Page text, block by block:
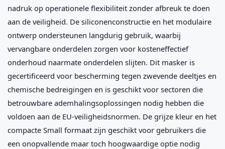
nadruk op operationele flexibiliteit zonder afbreuk te doen
aan de veiligheid. De siliconenconstructie en het modulaire
ontwerp ondersteunen langdurig gebruik, waarbij
vervangbare onderdelen zorgen voor kosteneffectief
onderhoud naarmate onderdelen slijten. Dit masker is
gecertificeerd voor bescherming tegen zwevende deeltjes en
chemische bedreigingen en is geschikt voor sectoren die
betrouwbare ademhalingsoplossingen nodig hebben die
voldoen aan de EU-veiligheidsnormen. De grijze kleur en het
compacte Small formaat zijn geschikt voor gebruikers die
een onopvallende maar toch hoogwaardige optie nodig